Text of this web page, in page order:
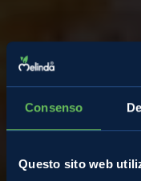
Consenso
Questo sito web